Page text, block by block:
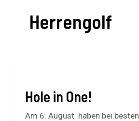
Herrengolf
Hole in One!
Am 6. August haben bei besten
One!